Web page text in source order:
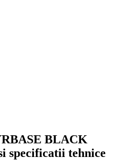
BLACK
specificatii tehnice